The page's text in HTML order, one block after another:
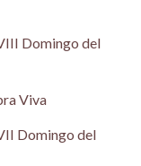
Domingo del
Viva
Domingo del